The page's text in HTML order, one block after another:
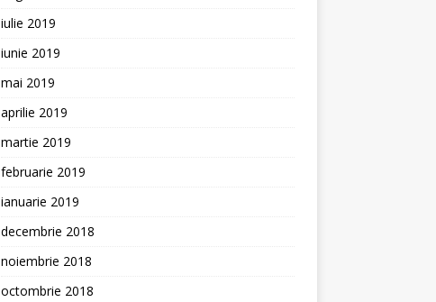
iulie 2019
iunie 2019
mai 2019
aprilie 2019
martie 2019
februarie 2019
ianuarie 2019
decembrie 2018
noiembrie 2018
octombrie 2018